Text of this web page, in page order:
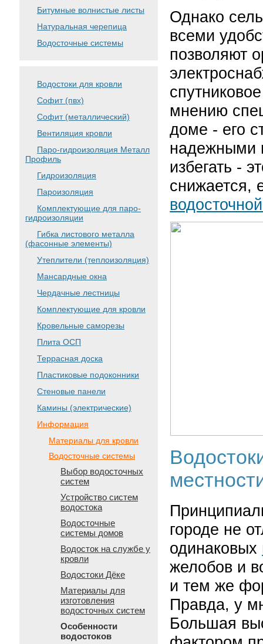
Битумные волнистые листы
Натуральная черепица
Водосточные системы
Водостоки для кровли
Софит (пвх)
Софит (металлический)
Вентиляция кровли
Паро-гидроизоляция Металл
Профиль
Гидроизоляция
Пароизоляция
Комплектующие для паро-
гидроизоляции
Гибка листового металла
(фасонные элементы)
Утеплители (теплоизоляция)
Мансардные окна
Чердачные лестницы
Комплектующие для кровли
Кровельные саморезы
Плита ОСП
Террасная доска
Пластиковые подоконники
Стеновые панели
Камины (электрические)
Информация
Материалы для кровли
Водосточные системы
Выбор водосточных
систем
Устройство систем
водостока
Водосточные
системы домов
Водосток на службе у
кровли
Водостоки Дёке
Материалы для
изготовления
водосточных систем
Особенности
водостоков
Однако
всеми
позволяют
мнению
доме - его
надежными
избегать -
снижается,
городе не
одинаковых
желобов и
и тем же
Правда, у
Большая